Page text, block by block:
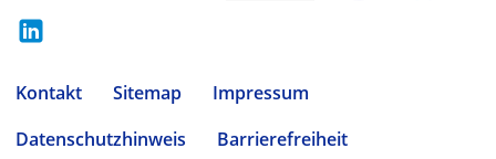
Kontakt Sitemap
Impressum
Datenschutzhinweis
Barrierefreiheit